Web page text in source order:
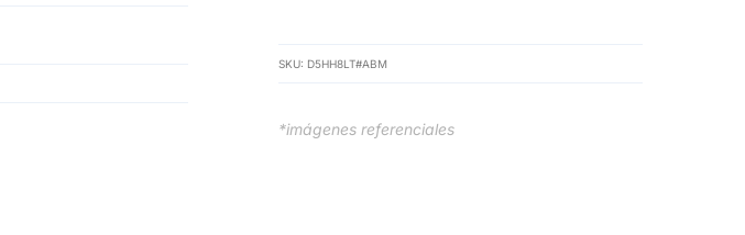
SKU: D5HH8LT#ABM
*imágenes referenciales